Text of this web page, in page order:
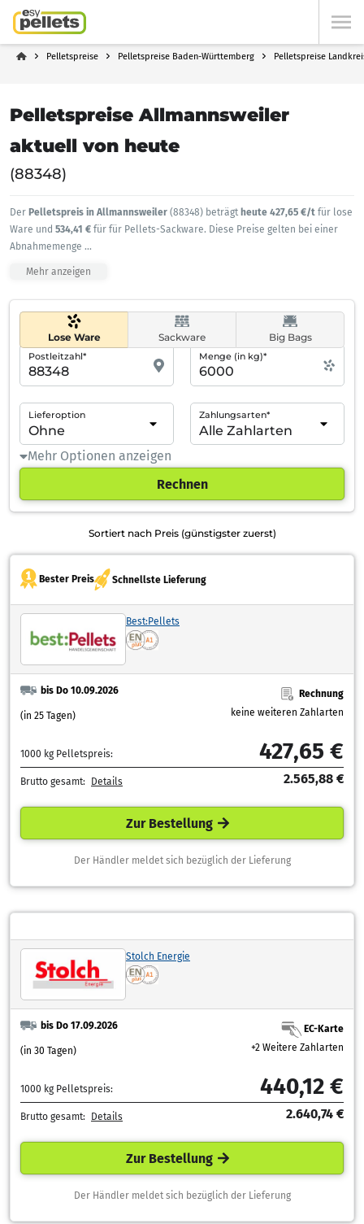
Pelletspreise Pelletspreise Baden-Württemberg Pelletspreise
Pelletspreise Allmannsweiler
aktuell von heute
(88348)
Der Pelletspreis in Allmannsweiler (88348) beträgt heute 427,65 €/t für lose
Ware und 534,41 € für für Pellets-Sackware. Diese Preise gelten bei einer
Abnahmemenge ...
Mehr anzeigen
Lose Ware Sackware Big Bags
Postleitzahl* Menge (in kg)*
Lieferoption Zahlungsarten*
Mehr Optionen anzeigen
Rechnen
Sortiert nach Preis (günstigster zuerst)
Bester Preis Schnellste Lieferung
Best:Pellets
bis Do 10.09.2026
(in 25 Tagen)
Rechnung
keine weiteren Zahlarten
1000 kg Pelletspreis: 427,65 €
Brutto gesamt: Details 2.565,88 €
Zur Bestellung
Der Händler meldet sich bezüglich der Lieferung
Stolch Energie
bis Do 17.09.2026
(in 30 Tagen)
EC-Karte
+2 Weitere Zahlarten
1000 kg Pelletspreis: 440,12 €
Brutto gesamt: Details 2.640,74 €
Zur Bestellung
Der Händler meldet sich bezüglich der Lieferung